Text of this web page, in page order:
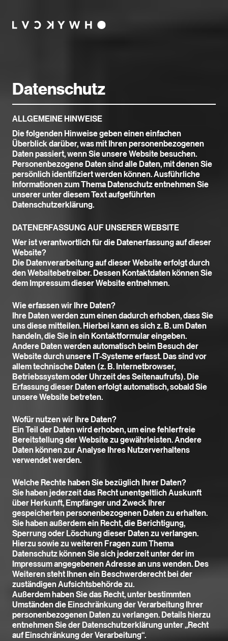
Datenschutz
ALLGEMEINE HINWEISE
Die folgenden Hinweise geben einen einfachen
Überblick darüber, was mit Ihren personenbezogenen
Daten passiert, wenn Sie unsere Website besuchen.
Personenbezogene Daten sind alle Daten, mit denen Sie
persönlich identifiziert werden können. Ausführliche
Informationen zum Thema Datenschutz entnehmen Sie
unserer unter diesem Text aufgeführten
Datenschutzerklärung.
DATENERFASSUNG AUF UNSERER WEBSITE
Wer ist verantwortlich für die Datenerfassung auf dieser
Website?
Die Datenverarbeitung auf dieser Website erfolgt durch
den Websitebetreiber. Dessen Kontaktdaten können Sie
dem Impressum dieser Website entnehmen.
Wie erfassen wir Ihre Daten?
Ihre Daten werden zum einen dadurch erhoben, dass Sie
uns diese mitteilen. Hierbei kann es sich z. B. um Daten
handeln, die Sie in ein Kontaktformular eingeben.
Andere Daten werden automatisch beim Besuch der
Website durch unsere IT-Systeme erfasst. Das sind vor
allem technische Daten (z. B. Internetbrowser,
Betriebssystem oder Uhrzeit des Seitenaufrufs). Die
Erfassung dieser Daten erfolgt automatisch, sobald Sie
unsere Website betreten.
Wofür nutzen wir Ihre Daten?
Ein Teil der Daten wird erhoben, um eine fehlerfreie
Bereitstellung der Website zu gewährleisten. Andere
Daten können zur Analyse Ihres Nutzerverhaltens
verwendet werden.
Welche Rechte haben Sie bezüglich Ihrer Daten?
Sie haben jederzeit das Recht unentgeltlich Auskunft
über Herkunft, Empfänger und Zweck Ihrer
gespeicherten personenbezogenen Daten zu erhalten.
Sie haben außerdem ein Recht, die Berichtigung,
Sperrung oder Löschung dieser Daten zu verlangen.
Hierzu sowie zu weiteren Fragen zum Thema
Datenschutz können Sie sich jederzeit unter der im
Impressum angegebenen Adresse an uns wenden. Des
Weiteren steht Ihnen ein Beschwerderecht bei der
zuständigen Aufsichtsbehörde zu.
Außerdem haben Sie das Recht, unter bestimmten
Umständen die Einschränkung der Verarbeitung Ihrer
personenbezogenen Daten zu verlangen. Details hierzu
entnehmen Sie der Datenschutzerklärung unter „Recht
auf Einschränkung der Verarbeitung“.